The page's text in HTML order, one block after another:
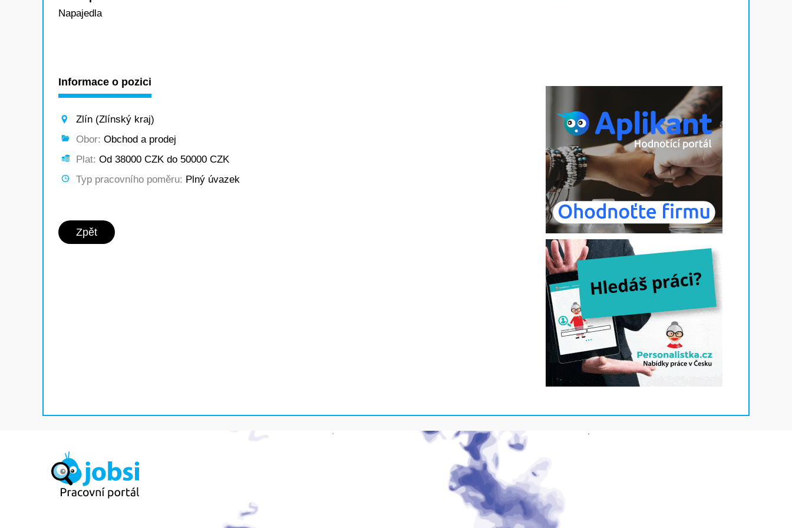
Napajedla
Informace o pozici
Zlín (Zlínský kraj)
Obor: Obchod a prodej
Plat: Od 38000 CZK do 50000 CZK
Typ pracovního poměru: Plný úvazek
Zpět